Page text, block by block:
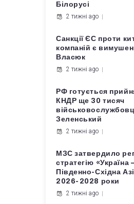
Білорусі
2 тижні ago
Санкції ЄС проти
компаній є
Власюк
2 тижні ago
РФ готується
КНДР ще 30 тисяч
Зеленський
2 тижні ago
МЗС затвердило
стратегію «Україна –
Південно-Східна
2026-2028 роки
2 тижні ago